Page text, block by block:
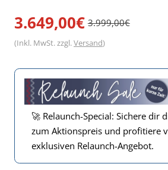
Normaler
3.999,00€
Verkaufspreis
3.649,00€
(Inkl. MwSt. zzgl.Versand)
🚀 Relaunch-Special: Sichere dir
zum Aktionspreis und profitiere
exklusiven Relaunch-Angebot.